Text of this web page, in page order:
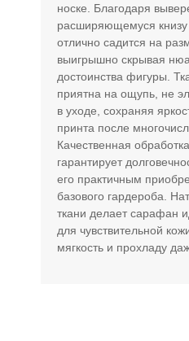
носке. Благодаря
расширяющемуся книзу
отлично садится на
выигрышно скрывая
достоинства фигуры.
приятна на ощупь, не
в уходе, сохраняя
принта после
Качественная
гарантирует
его практичным
базового гардероба.
ткани делает сарафан
для чувствительной
мягкость и прохладу